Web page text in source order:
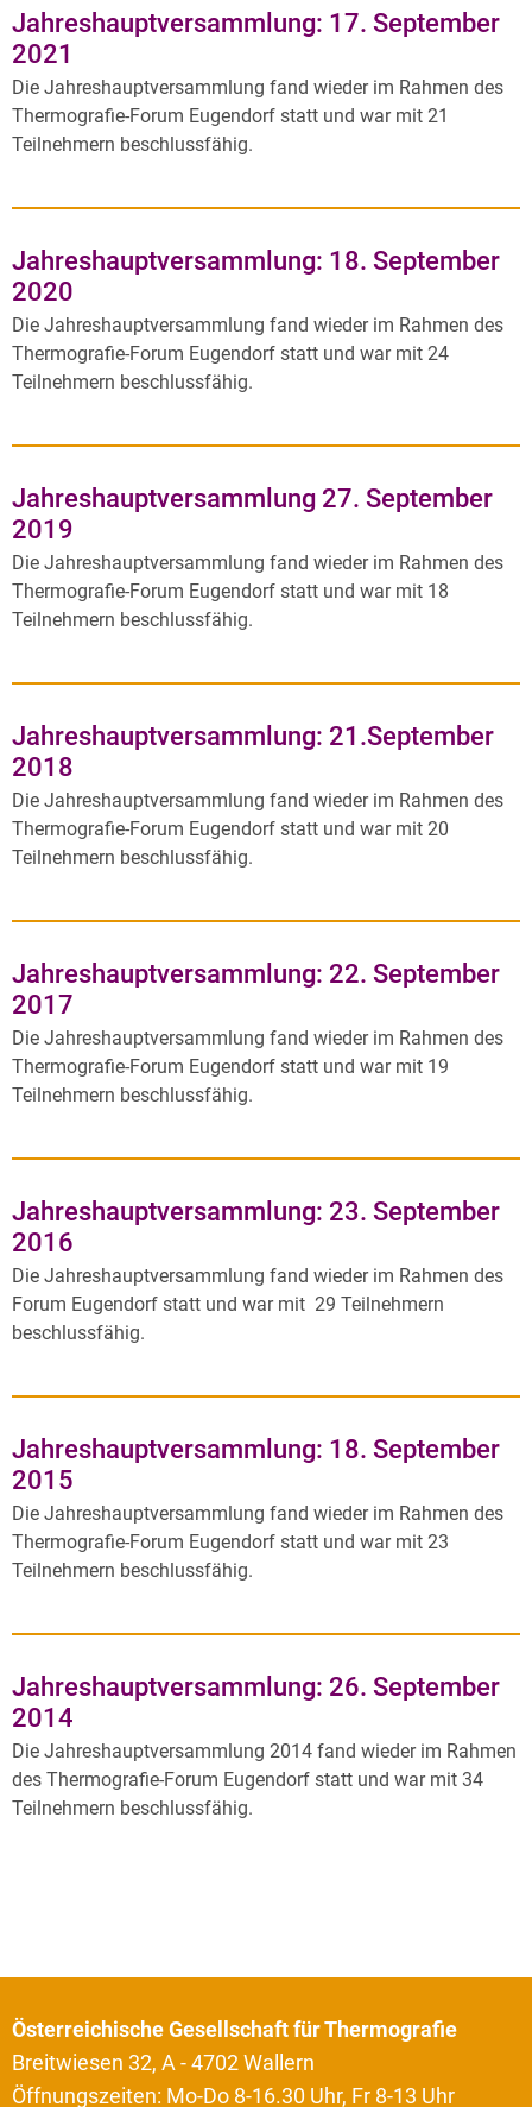
Jahreshauptversammlung: 17. September
2021
Die Jahreshauptversammlung fand wieder im Rahmen des
Thermografie-Forum Eugendorf statt und war mit 21
Teilnehmern beschlussfähig.
Jahreshauptversammlung: 18. September
2020
Die Jahreshauptversammlung fand wieder im Rahmen des
Thermografie-Forum Eugendorf statt und war mit 24
Teilnehmern beschlussfähig.
Jahreshauptversammlung 27. September
2019
Die Jahreshauptversammlung fand wieder im Rahmen des
Thermografie-Forum Eugendorf statt und war mit 18
Teilnehmern beschlussfähig.
Jahreshauptversammlung: 21.September
2018
Die Jahreshauptversammlung fand wieder im Rahmen des
Thermografie-Forum Eugendorf statt und war mit 20
Teilnehmern beschlussfähig.
Jahreshauptversammlung: 22. September
2017
Die Jahreshauptversammlung fand wieder im Rahmen des
Thermografie-Forum Eugendorf statt und war mit 19
Teilnehmern beschlussfähig.
Jahreshauptversammlung: 23. September
2016
Die Jahreshauptversammlung fand wieder im Rahmen des
Forum Eugendorf statt und war mit 29 Teilnehmern
beschlussfähig.
Jahreshauptversammlung: 18. September
2015
Die Jahreshauptversammlung fand wieder im Rahmen des
Thermografie-Forum Eugendorf statt und war mit 23
Teilnehmern beschlussfähig.
Jahreshauptversammlung: 26. September
2014
Die Jahreshauptversammlung 2014 fand wieder im Rahmen
des Thermografie-Forum Eugendorf statt und war mit 34
Teilnehmern beschlussfähig.
Österreichische Gesellschaft für Thermografie
Breitwiesen 32, A - 4702 Wallern
Öffnungszeiten: Mo-Do 8-16.30 Uhr, Fr 8-13 Uhr